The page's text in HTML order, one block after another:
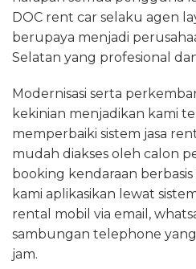
DOC rent car selaku agen
berupaya menjadi
Selatan yang profesional
Modernisasi serta
kekinian menjadikan kami
memperbaiki sistem jasa
mudah diakses oleh calon
booking kendaraan
kami aplikasikan lewat
rental mobil via email,
sambungan telephone
jam.